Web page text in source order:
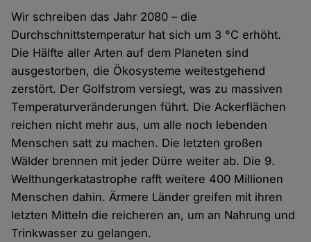
Wir schreiben das Jahr 2080 – die
Durchschnittstemperatur hat sich um 3 °C erhöht.
Die Hälfte aller Arten auf dem Planeten sind
ausgestorben, die Ökosysteme weitestgehend
zerstört. Der Golfstrom versiegt, was zu massiven
Temperaturveränderungen führt. Die Ackerflächen
reichen nicht mehr aus, um alle noch lebenden
Menschen satt zu machen. Die letzten großen
Wälder brennen mit jeder Dürre weiter ab. Die 9.
Welthungerkatastrophe rafft weitere 400 Millionen
Menschen dahin. Ärmere Länder greifen mit ihren
letzten Mitteln die reicheren an, um an Nahrung und
Trinkwasser zu gelangen.